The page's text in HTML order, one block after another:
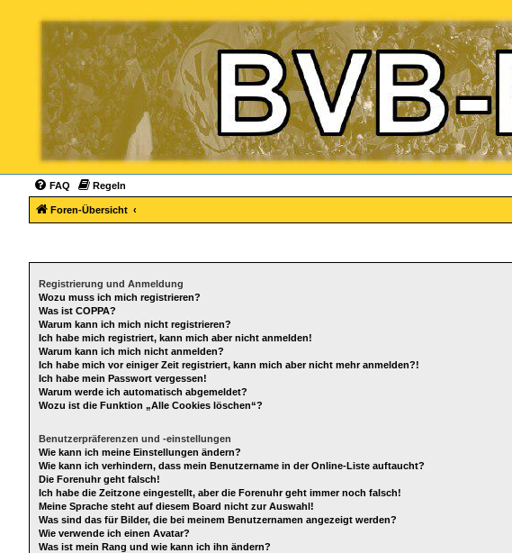
FAQ Regeln
Foren-Übersicht
Registrierung und Anmeldung
Wozu muss ich mich registrieren?
Was ist COPPA?
Warum kann ich mich nicht registrieren?
Ich habe mich registriert, kann mich aber nicht anmelden!
Warum kann ich mich nicht anmelden?
Ich habe mich vor einiger Zeit registriert, kann mich aber nicht mehr anmelden?!
Ich habe mein Passwort vergessen!
Warum werde ich automatisch abgemeldet?
Wozu ist die Funktion „Alle Cookies löschen“?
Benutzerpräferenzen und -einstellungen
Wie kann ich meine Einstellungen ändern?
Wie kann ich verhindern, dass mein Benutzername in der Online-Liste auftaucht?
Die Forenuhr geht falsch!
Ich habe die Zeitzone eingestellt, aber die Forenuhr geht immer noch falsch!
Meine Sprache steht auf diesem Board nicht zur Auswahl!
Was sind das für Bilder, die bei meinem Benutzernamen angezeigt werden?
Wie verwende ich einen Avatar?
Was ist mein Rang und wie kann ich ihn ändern?